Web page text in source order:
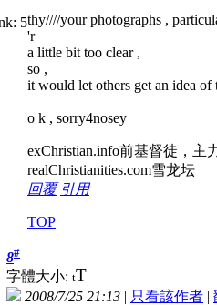
thy////your photographs ,
'r
a little bit too clear ,
so ,
it would let others get an idea
o k , sorry4nosey
exChristian.info前基督徒，
realChristianities.com雪龙坛
回覆 引用
TOP
8#
字體大小: tT
2008/7/25 21:13 | 只看該作者 |